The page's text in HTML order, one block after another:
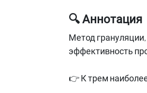
🔍 Аннотация
Метод
эффективность
👉 К трем